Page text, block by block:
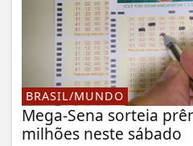
BRASIL/MUNDO
Mega-Sena sorteia
milhões neste sábado